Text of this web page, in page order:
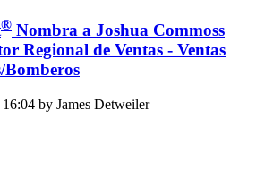
® Nombra a Joshua Commoss
Regional de Ventas - Ventas
by James Detweiler